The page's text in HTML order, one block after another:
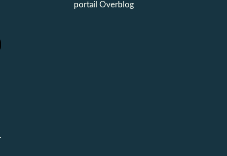
portail Overblog